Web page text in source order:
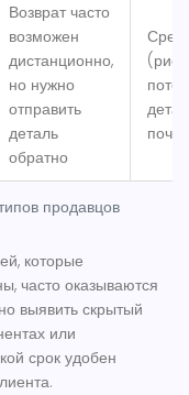
продавцов
Возврат часто
возможен
дистанционно,
но нужно
отправить
деталь
обратно
(риск
которые
часто оказываются
выявить скрытый
или
срок удобен